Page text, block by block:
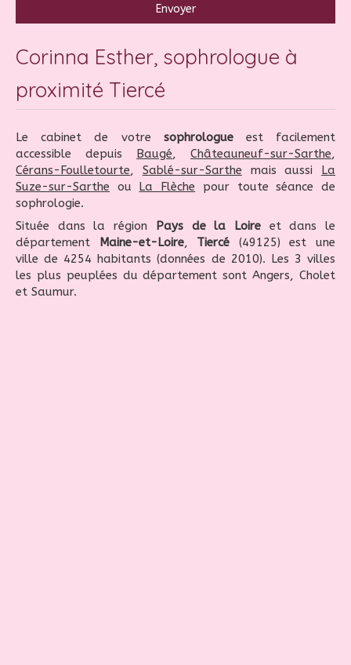
Envoyer
Corinna Esther, sophrologue à
proximité Tiercé
Le cabinet de votre sophrologueest facilement
accessible depuis Baugé, Châteauneuf-sur-Sarthe,
Cérans-Foulletourte, Sablé-sur-Sarthe mais aussi La
Suze-sur-Sarthe ou La Flèche pour toute séance de
sophrologie.
Située dans la région Pays de la Loireet dans le
département
Maine-et-Loire, Tiercé (49125) est une
ville de 4254 habitants (données de 2010). Les 3 villes
les plus peuplées du département sont Angers, Cholet
et Saumur.